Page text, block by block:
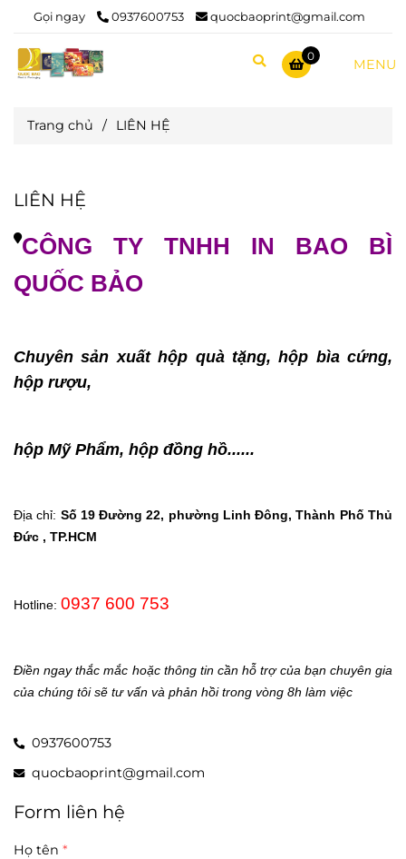
Gọi ngay 0937600753 quocbaoprint@gmail.com
0
MENU
Trang chủ / LIÊN HỆ
LIÊN HỆ
CÔNG TY TNHH IN BAO BÌ
QUỐC BẢO
Chuyên sản xuất hộp quà tặng, hộp bìa cứng,
hộp rượu,
hộp Mỹ Phẩm, hộp đồng hồ......
Địa chỉ: Số 19 Đường 22, phường Linh Đông, Thành Phố Thủ
Đức , TP.HCM
Hotline: 0937 600 753
Điền ngay thắc mắc hoặc thông tin cần hỗ trợ của bạn chuyên gia
của chúng tôi sẽ tư vấn và phản hồi trong vòng 8h làm việc
0937600753
quocbaoprint@gmail.com
Form liên hệ
Họ tên